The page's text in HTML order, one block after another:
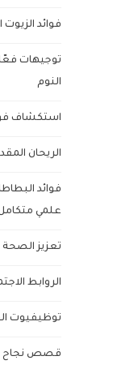
فوائد
توجيهات
النوم
استكشاف
الريحان
فوائد
علمي
تعزيز الصحة
الروابط
توظيفيوت
قصص نجاح